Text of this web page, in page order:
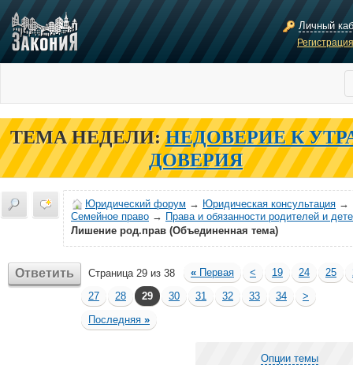
Личный
ТЕМА НЕДЕЛИ: НЕДОВЕРИЕ К
ДОВЕРИЯ
Юридический форум → Юридическая консультация →
Семейное право → Права и обязанности родителей и
Лишение род.прав (Объединенная тема)
Ответить Страница 29 из 38 « Первая < 19 24 25
27
28 29 30 31 32 33 34
>
Последняя »
Опции темы